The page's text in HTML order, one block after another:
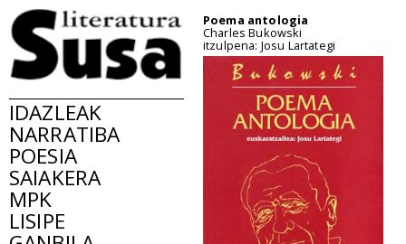
IDAZLEAK
NARRATIBA
POESIA
SAIAKERA
MPK
LISIPE
Poema antologia
Charles Bukowski
itzulpena: Josu Lartategi